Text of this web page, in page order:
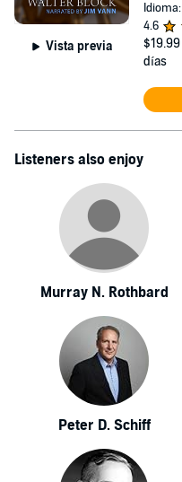
Vista previa
4.6
$19.99
días
Listeners also enjoy
Murray N. Rothbard
Peter D. Schiff